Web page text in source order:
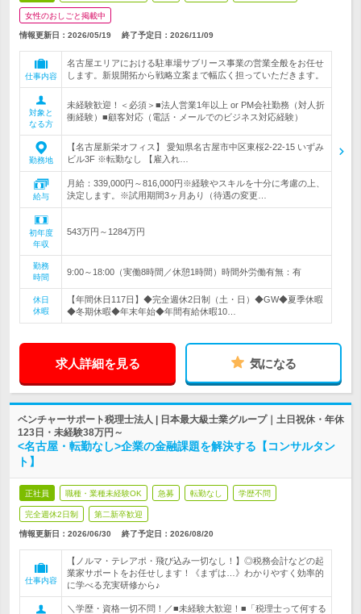
女性のおしごと掲載中
情報更新日：2026/05/19 終了予定日： 2026/11/09
仕事内容
名古屋エリアにおける駐車場サブリース事業の営業全般をお任せ
します。新規開拓から戦略立案まで幅広く担っていただきます。
対象と
なる方
未経験歓迎！＜必須＞■法人営業1年以上 or PM会社勤務（対人折
衝経験）■顧客対応（電話・メールでのビジネス対応経験）
勤務地
【名古屋新栄オフィス】 愛知県名古屋市中区東桜2-22-15 いずみ
ビル3F ※転勤なし 【雇入れ…
給与
月給：339,000円～816,000円※経験やスキルを十分に考慮の上、
決定します。※試用期間3ヶ月あり（待遇の変更…
初年度
年収
543万円～1284万円
勤務
時間
9:00～18:00（実働8時間／休憩1時間）時間外労働有無：有
休日
休暇
【年間休日117日】◆完全週休2日制（土・日）◆GW◆夏季休暇
◆冬期休暇◆年末年始◆年間有給休暇10…
求人詳細を見る 気になる
ベンチャーサポート税理士法人 | 日本最大級士業グループ｜土日祝休・年休
123日・未経験38万円～
<名古屋・転勤なし>企業の金融課題を解決する【コンサルタン
ト】
正社員 職種・業種未経験OK 急募 転勤なし 学歴不問
完全週休2日制 第二新卒歓迎
情報更新日：2026/06/30 終了予定日： 2026/08/20
仕事内容
【ノルマ・テレアポ・飛び込み一切なし！】◎税務会計などの起
業家サポートをお任せします！《まずは…》わかりやすく効率的
に学べる充実研修から♪
＼学歴・資格一切不問！／■未経験大歓迎！■「税理士って何する